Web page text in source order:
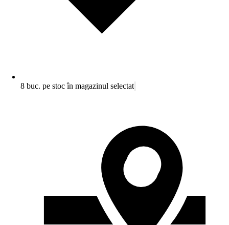
8 buc. pe stoc în magazinul selectat